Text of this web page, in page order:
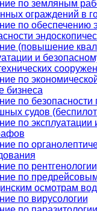
по земляным
ограждений в
по обеспечению
(повышение
и
по
бизнеса
по безопасности
судов
по
по
по рентгенологии
по
осмотрам
по вирусологии